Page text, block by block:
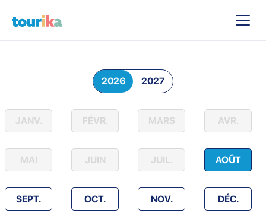
2026 2027
JANV. FÉVR. MARS AVR.
MAI JUIN JUIL. AOÛT
SEPT. OCT. NOV. DÉC.